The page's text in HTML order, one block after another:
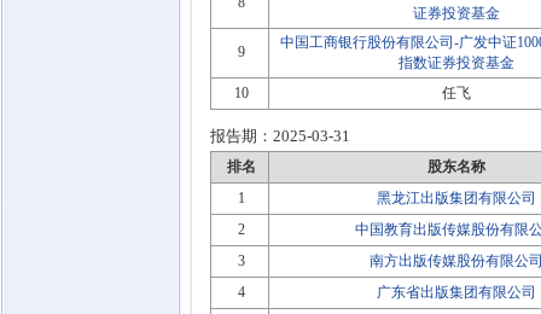
证券投资基金
9
中国工商银行股份有限公司-广发中证
指数证券投资基金
10
任飞
报告期： 2025-03-31
排名
股东名称
1
黑龙江出版集团有限公司
2
中国教育出版传媒股份有限
3
南方出版传媒股份有限公
4
广东省出版集团有限公司